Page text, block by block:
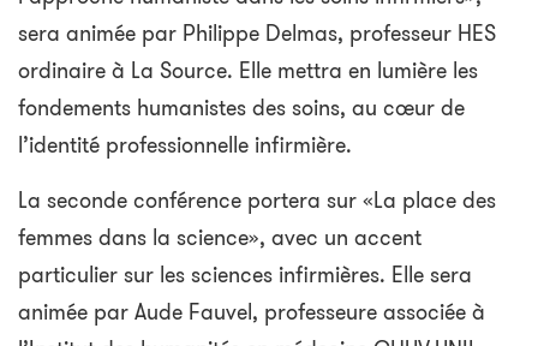
sera animée par Philippe Delmas, professeur HES
ordinaire à La Source. Elle mettra en lumière les
fondements humanistes des soins, au cœur de
l’identité professionnelle infirmière.
La seconde conférence portera sur «La place des
femmes dans la science», avec un accent
particulier sur les sciences infirmières. Elle sera
animée par Aude Fauvel, professeure associée à